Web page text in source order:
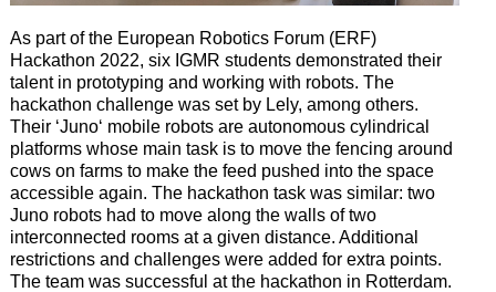
As part of the European Robotics Forum (ERF)
Hackathon 2022, six IGMR students demonstrated their
talent in prototyping and working with robots. The
hackathon challengewas set by Lely, among others.
Their ‘Juno‘ mobile robots are autonomous cylindrical
platforms whose main task is to move the fencing around
cows on farms to make the feed pushed into the space
accessible again. The hackathon task was similar: two
Juno robots had to move along the walls of two
interconnected rooms at a given distance. Additional
restrictions and challenges were added for extra points.
The team was successful at the hackathon in Rotterdam.